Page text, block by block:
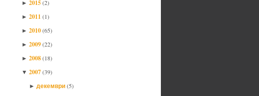
► 2015(2)
► 2011(1)
► 2010(65)
► 2009(22)
► 2008(18)
▼ 2007(39)
► декември(5)